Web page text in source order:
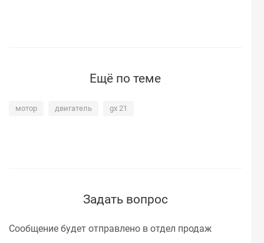
Ещё по теме
мотор двигатель gx 21
Задать вопрос
Сообщение будет отправлено в отдел продаж